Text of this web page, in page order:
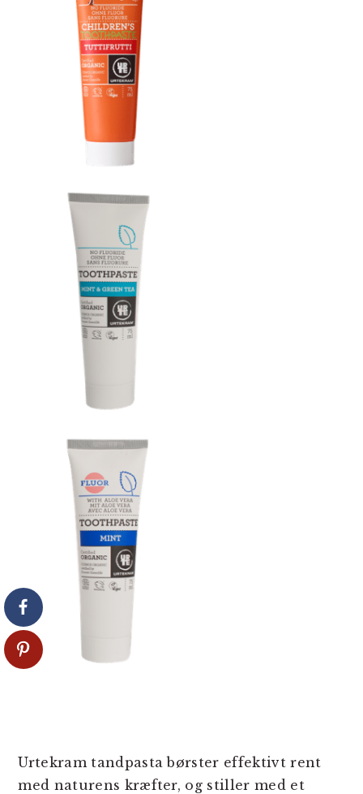
Urtekram tandpasta børster effektivt rent
med naturens kræfter, og stiller med et